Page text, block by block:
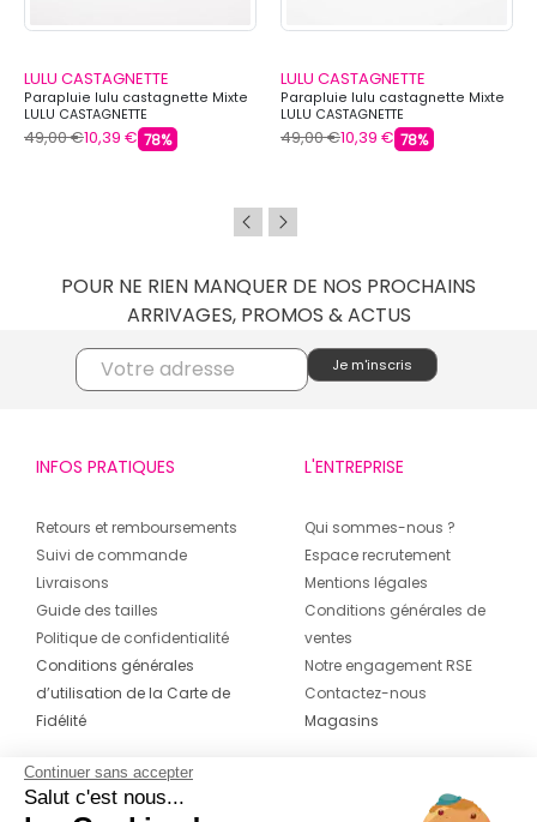
LULU CASTAGNETTE
Parapluie lulu castagnette Mixte
LULU CASTAGNETTE
49,00 €10,39 € 78%
LULU CASTAGNETTE
Parapluie lulu castagnette Mixte
LULU CASTAGNETTE
49,00 €10,39 € 78%
POUR NE RIEN MANQUER DE NOS PROCHAINS
ARRIVAGES, PROMOS & ACTUS
INFOS PRATIQUES
Retours et remboursements
Suivi de commande
Livraisons
Guide des tailles
Politique de confidentialité
Conditions générales
d’utilisation de la Carte de
Fidélité
L'ENTREPRISE
Qui sommes-nous ?
Espace recrutement
Mentions légales
Conditions générales de
ventes
Notre engagement RSE
Contactez-nous
Magasins
CONTACT
Continuer sans accepter
Salut c'est nous...